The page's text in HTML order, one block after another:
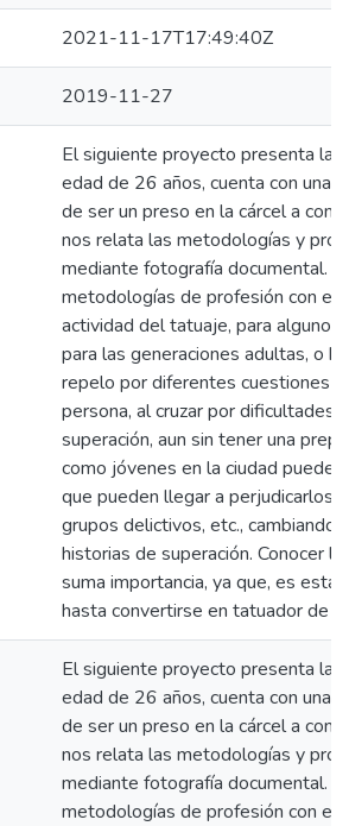
2021-11-17T17:49:40Z
2019-11-27
El siguiente proyecto presenta la
edad de 26 años, cuenta con una
de ser un preso en la cárcel a
nos relata las metodologías y
mediante fotografía documental.
metodologías de profesión con el
actividad del tatuaje, para
para las generaciones adultas, o
repelo por diferentes cuestiones
persona, al cruzar por dificultades
superación, aun sin tener una
como jóvenes en la ciudad
que pueden llegar a perjudicarlos
grupos delictivos, etc., cambiando
historias de superación. Conocer
suma importancia, ya que, es
hasta convertirse en tatuador de
El siguiente proyecto presenta la
edad de 26 años, cuenta con una
de ser un preso en la cárcel a
nos relata las metodologías y
mediante fotografía documental.
metodologías de profesión con el